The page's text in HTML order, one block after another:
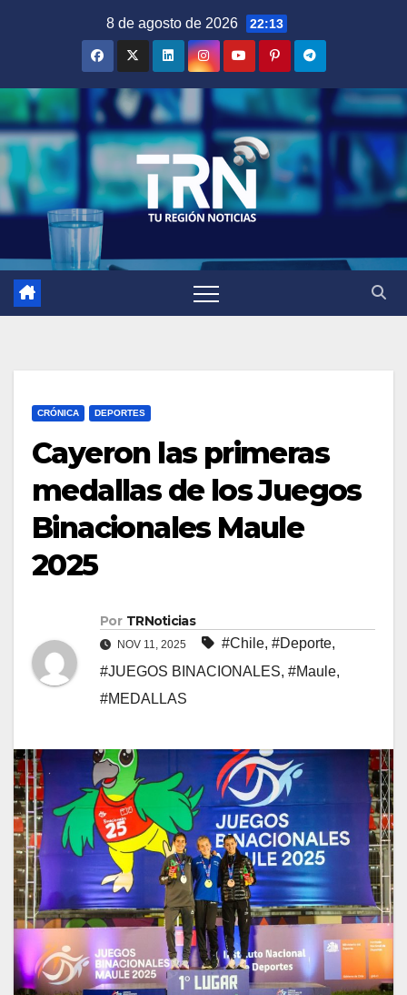
8 de agosto de 2026 22:13
CRÓNICA DEPORTES
Cayeron las primeras
medallas de los Juegos
Binacionales Maule
2025
Por TRNoticias
NOV 11, 2025 #Chile, #Deporte,
#JUEGOS BINACIONALES, #Maule,
#MEDALLAS